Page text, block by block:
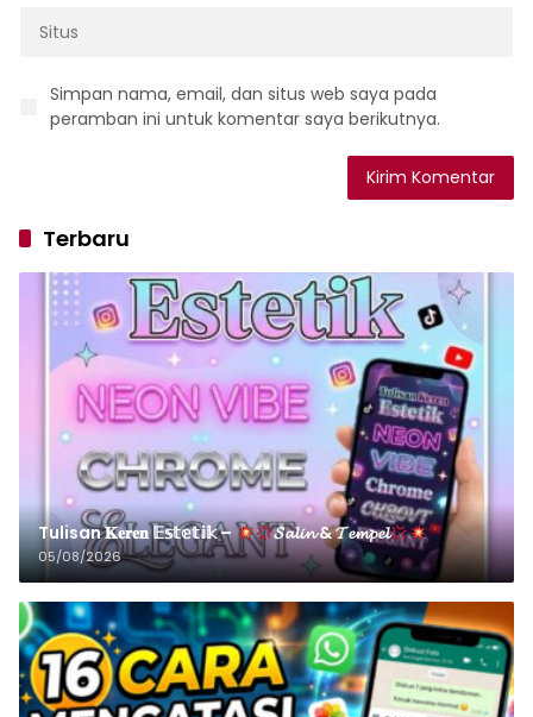
Simpan nama, email, dan situs web saya pada
peramban ini untuk komentar saya berikutnya.
Terbaru
Tulisan 𝐊𝐞𝐫𝐞𝐧 𝔼𝕤𝕥𝕖𝕥𝕚𝕜 – 𝓢𝓪𝓵𝓲𝓷 & 𝓣𝓮𝓶𝓹𝓮𝓵
05/08/2026